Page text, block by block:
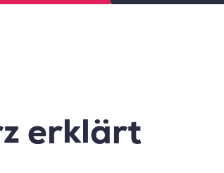
erklärt